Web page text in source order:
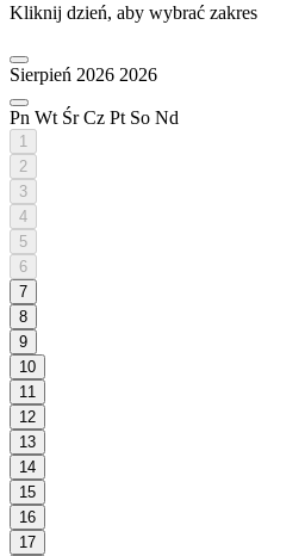
Kliknij dzień, aby wybrać zakres
Sierpień 2026 2026
Pn Wt ŚrCz Pt So Nd
1
2
3
4
5
6
7
8
9
10
11
12
13
14
15
16
17